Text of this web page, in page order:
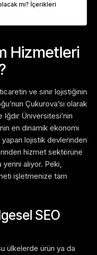
mı? İçerikleri
Hizmetleri
ve sınır lojistiğinin
Çukurova’sı olarak
Iğdır Üniversitesi’nin
en dinamik ekonomi
yapan lojistik devlerinden
hizmet sektörüne
alıyor. Peki,
işletmenize tam
SEO
ülkelerde ürün ya da